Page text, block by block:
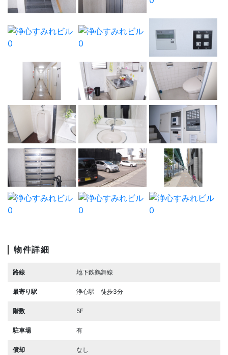
物件詳細
路線 地下鉄鶴舞線
最寄り駅 浄心駅 徒歩3分
階数 5F
駐車場 有
償却 なし